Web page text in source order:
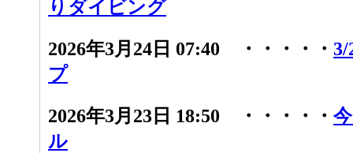
りダイビング
2026年3月24日 07:40 ・・・・・
プ
2026年3月23日 18:50 ・・・・・
ル